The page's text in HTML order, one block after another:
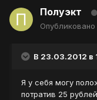
Полуэкт
Опубликовано
В 23.03.2012 в
Я у себя могу
потратив 25